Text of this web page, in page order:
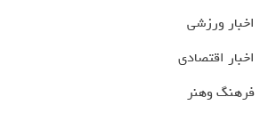
اخبار ورزشی
اخبار اقتصادی
فرهنگ وهنر